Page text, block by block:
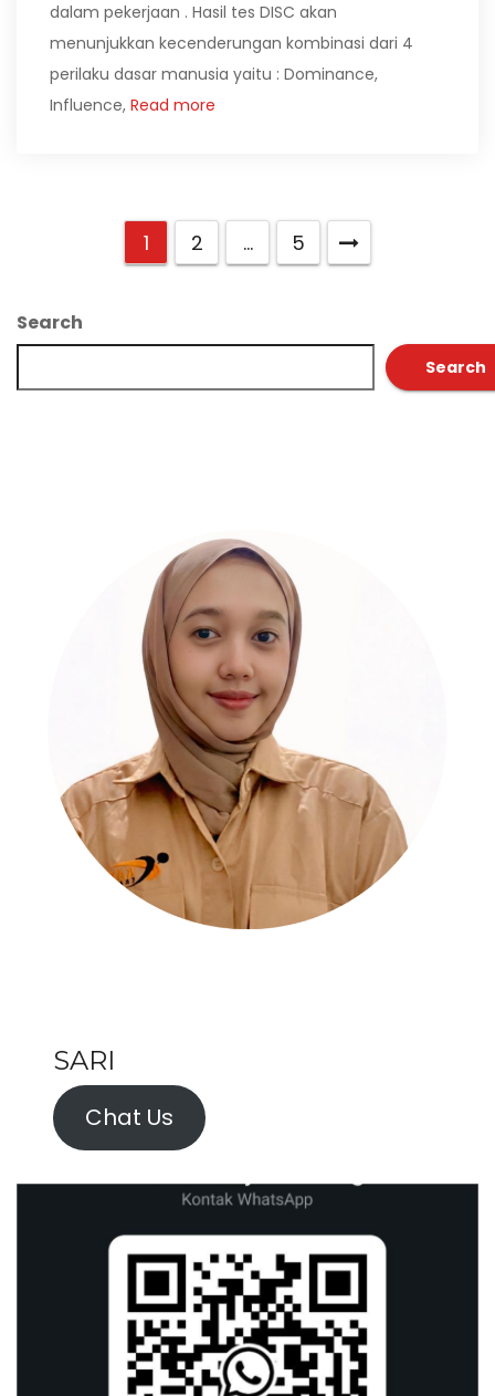
dalam pekerjaan . Hasil tes DISC akan
menunjukkan kecenderungan kombinasi dari 4
perilaku dasar manusia yaitu : Dominance,
Influence, Read more
1 2 … 5
Search
Search
SARI
Chat Us